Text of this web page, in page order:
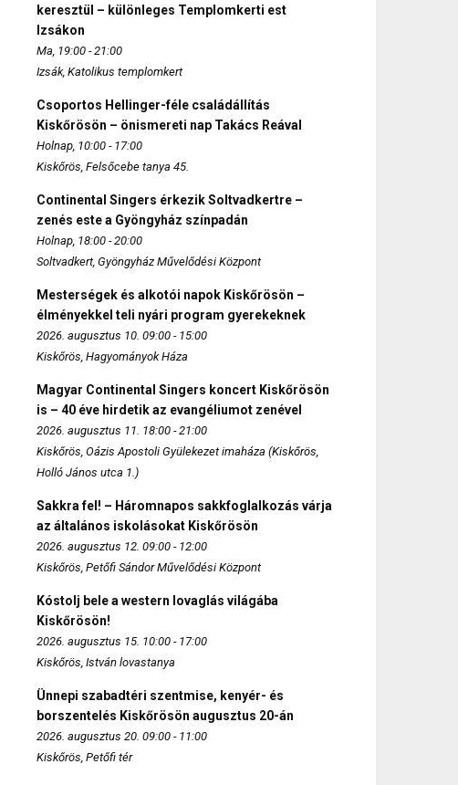
keresztül – különleges Templomkerti est
Izsákon
Ma, 19:00 - 21:00
Izsák, Katolikus templomkert
Csoportos Hellinger-féle családállítás
Kiskőrösön – önismereti nap Takács Reával
Holnap, 10:00 - 17:00
Kiskőrös, Felsőcebe tanya 45.
Continental Singers érkezik Soltvadkertre –
zenés este a Gyöngyház színpadán
Holnap, 18:00 - 20:00
Soltvadkert, Gyöngyház Művelődési Központ
Mesterségek és alkotói napok Kiskőrösön –
élményekkel teli nyári program gyerekeknek
2026. augusztus 10. 09:00 - 15:00
Kiskőrös, Hagyományok Háza
Magyar Continental Singers koncert Kiskőrösön
is – 40 éve hirdetik az evangéliumot zenével
2026. augusztus 11. 18:00 - 21:00
Kiskőrös, Oázis Apostoli Gyülekezet imaháza (Kiskőrös,
Holló János utca 1.)
Sakkra fel! – Háromnapos sakkfoglalkozás várja
az általános iskolásokat Kiskőrösön
2026. augusztus 12. 09:00 - 12:00
Kiskőrös, Petőfi Sándor Művelődési Központ
Kóstolj bele a western lovaglás világába
Kiskőrösön!
2026. augusztus 15. 10:00 - 17:00
Kiskőrös, István lovastanya
Ünnepi szabadtéri szentmise, kenyér- és
borszentelés Kiskőrösön augusztus 20-án
2026. augusztus 20. 09:00 - 11:00
Kiskőrös, Petőfi tér